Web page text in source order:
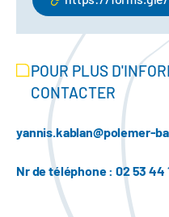
POUR PLUS
CONTACTER
yannis.kablan@polemer-
Nr de téléphone : 02 53 44